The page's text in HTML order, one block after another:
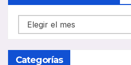
NOTICIAS
CARRIL
BUS
Categorías